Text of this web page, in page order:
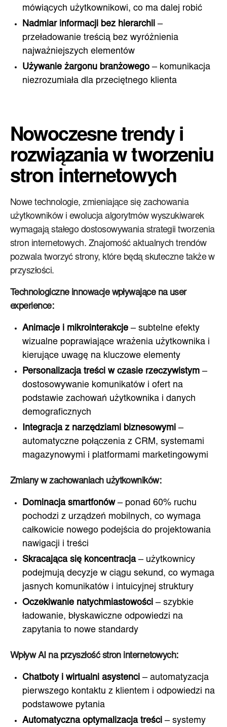
mówiących użytkownikowi, co ma dalej robić
Nadmiar informacji bez hierarchii –
przeładowanie treścią bez wyróżnienia
najważniejszych elementów
Używanie żargonu branżowego – komunikacja
niezrozumiała dla przeciętnego klienta
Nowoczesne trendy i
rozwiązania w tworzeniu
stron internetowych
Nowe technologie, zmieniające się zachowania
użytkowników i ewolucja algorytmów wyszukiwarek
wymagają stałego dostosowywania strategii tworzenia
stron internetowych. Znajomość aktualnych trendów
pozwala tworzyć strony, które będą skuteczne także w
przyszłości.
Technologiczne innowacje wpływające na user
experience:
Animacje i mikrointerakcje – subtelne efekty
wizualne poprawiające wrażenia użytkownika i
kierujące uwagę na kluczowe elementy
Personalizacja treści w czasie rzeczywistym –
dostosowywanie komunikatów i ofert na
podstawie zachowań użytkownika i danych
demograficznych
Integracja z narzędziami biznesowymi –
automatyczne połączenia z CRM, systemami
magazynowymi i platformami marketingowymi
Zmiany w zachowaniach użytkowników:
Dominacja smartfonów– ponad 60% ruchu
pochodzi z urządzeń mobilnych, co wymaga
całkowicie nowego podejścia do projektowania
nawigacji i treści
Skracająca się koncentracja– użytkownicy
podejmują decyzje w ciągu sekund, co wymaga
jasnych komunikatów i intuicyjnej struktury
Oczekiwanie natychmiastowości – szybkie
ładowanie, błyskawiczne odpowiedzi na
zapytania to nowe standardy
Wpływ AI na przyszłość stron internetowych:
Chatboty i wirtualni asystenci – automatyzacja
pierwszego kontaktu z klientem i odpowiedzi na
podstawowe pytania
Automatyczna optymalizacja treści – systemy